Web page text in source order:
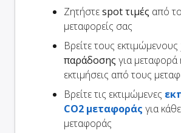
Ζητήστεspot τιμές από
μεταφορείς σας
Βρείτε τους εκτιμώμενους
παράδοσης για μεταφορά
εκτιμήσεις από τους
Βρείτε τις εκτιμώμενες
CO2 μεταφοράς για
μεταφοράς